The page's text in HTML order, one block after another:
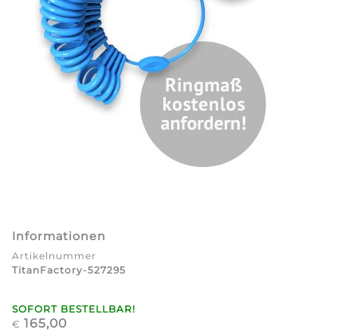
Informationen
Artikelnummer
TitanFactory-527295
SOFORT BESTELLBAR!
€ 165,00